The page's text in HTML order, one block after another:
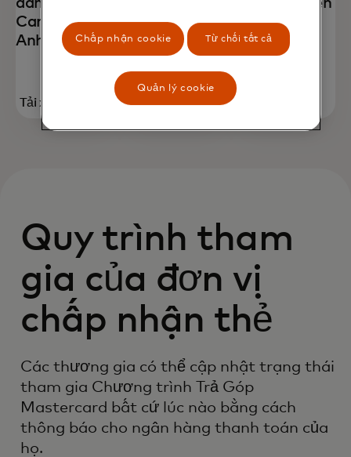
Canada và
Anh
Tải xuống
ngay
Tải xuống
Hoa Kỳ, Ả
Rập Xê Út,
UAE và
opens in a
Quy trình tham
gia của đơn vị
chấp nhận thẻ
Các thương gia có thể cập nhật trạng thái
tham gia Chương trình Trả Góp
Mastercard bất cứ lúc nào bằng cách
thông báo cho ngân hàng thanh toán của
họ.
Chấp nhận cookie Từ chối tất cả
Quản lý cookie